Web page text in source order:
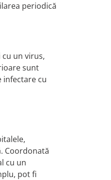
periodică
un virus,
sunt
infectare cu
Coordonată
cu un
pot fi